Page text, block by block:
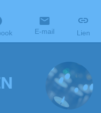
E-mail Lien